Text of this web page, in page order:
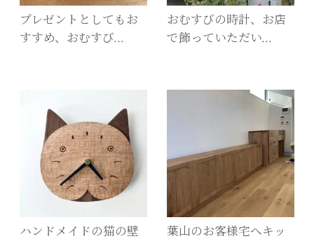
プレゼントとしてもお
すすめ、おむすび…
おむすびの時計、お店
で飾っていただい…
ハンドメイドの猫の壁
葉山のお客様宅へキッ